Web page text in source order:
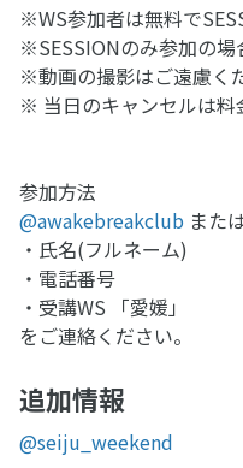
※WS参加者は無料で
※SESSIONのみ参加の場
※動画の撮影はご遠慮く
※ 当日のキャンセルは料
参加方法
@awakebreakclub また
・氏名(フルネーム)
・電話番号
・受講WS 「愛媛」
をご連絡ください。
追加情報
@seiju_weekend